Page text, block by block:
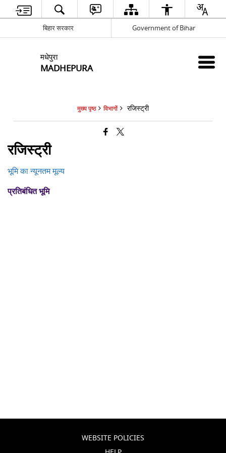
बिहार सरकार Government of Bihar
मधेपुरा
MADHEPURA
मुख्य पृष्ठ विभागों रजिस्ट्री
रजिस्ट्री
भूमि का न्यूनतम मूल्य
प्रतिबंधित भूमि
WEBSITE POLICIES